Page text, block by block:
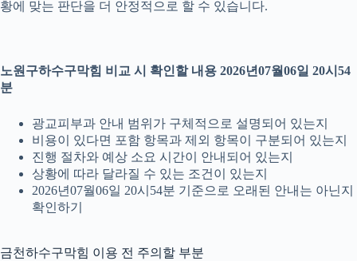
황에 맞는 판단을 더 안정적으로 할 수 있습니다.
노원구하수구막힘 비교 시 확인할 내용 2026년07월06일 20시54
분
광교피부과 안내 범위가 구체적으로 설명되어 있는지
비용이 있다면 포함 항목과 제외 항목이 구분되어 있는지
진행 절차와 예상 소요 시간이 안내되어 있는지
상황에 따라 달라질 수 있는 조건이 있는지
2026년07월06일 20시54분 기준으로 오래된 안내는 아닌지
확인하기
금천하수구막힘 이용 전 주의할 부분